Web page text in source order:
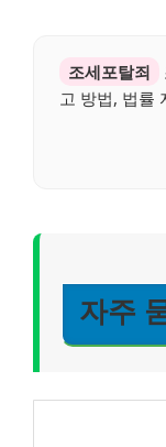
조세포탈죄
고 방법, 법률
자주